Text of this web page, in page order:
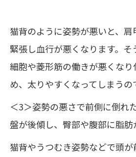
猫背のように姿勢が悪いと、
緊張し血行が悪くなります。
細胞や菱形筋の働きが悪くな
め、太りやすくなってしまうの
＜3＞姿勢の悪さで前側に倒れ
盤が後傾し、臀部や腹部に脂肪
猫背やうつむき姿勢などで頭が